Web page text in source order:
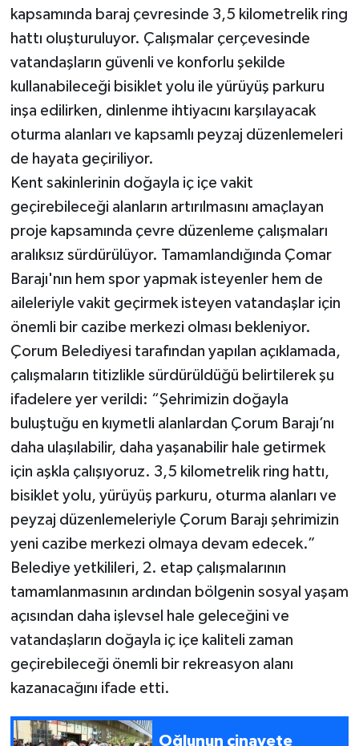
kapsamında baraj çevresinde 3,5 kilometrelik ring
hattı oluşturuluyor. Çalışmalar çerçevesinde
vatandaşların güvenli ve konforlu şekilde
kullanabileceği bisiklet yolu ile yürüyüş parkuru
inşa edilirken, dinlenme ihtiyacını karşılayacak
oturma alanları ve kapsamlı peyzaj düzenlemeleri
de hayata geçiriliyor.
Kent sakinlerinin doğayla iç içe vakit
geçirebileceği alanların artırılmasını amaçlayan
proje kapsamında çevre düzenleme çalışmaları
aralıksız sürdürülüyor. Tamamlandığında Çomar
Barajı'nın hem spor yapmak isteyenler hem de
aileleriyle vakit geçirmek isteyen vatandaşlar için
önemli bir cazibe merkezi olması bekleniyor.
Çorum Belediyesi tarafından yapılan açıklamada,
çalışmaların titizlikle sürdürüldüğü belirtilerek şu
ifadelere yer verildi: “Şehrimizin doğayla
buluştuğu en kıymetli alanlardan Çorum Barajı’nı
daha ulaşılabilir, daha yaşanabilir hale getirmek
için aşkla çalışıyoruz. 3,5 kilometrelik ring hattı,
bisiklet yolu, yürüyüş parkuru, oturma alanları ve
peyzaj düzenlemeleriyle Çorum Barajı şehrimizin
yeni cazibe merkezi olmaya devam edecek.”
Belediye yetkilileri, 2. etap çalışmalarının
tamamlanmasının ardından bölgenin sosyal yaşam
açısından daha işlevsel hale geleceğini ve
vatandaşların doğayla iç içe kaliteli zaman
geçirebileceği önemli bir rekreasyon alanı
kazanacağını ifade etti.
Oğlunun cinayete
Sağlık